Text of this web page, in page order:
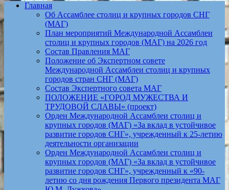
Главная
Об Ассамблее столиц и крупных городов СНГ
(МАГ)
План мероприятий Международной Ассамблеи
столиц и крупных городов (МАГ) на 2026 год
Состав Правления МАГ
Положение об Экспертном совете
Международной Ассамблеи столиц и крупных
городов стран СНГ (МАГ)
Состав Экспертного совета МАГ
ПОЛОЖЕНИЕ «ГОРОД МУЖЕСТВА И
ТРУДОВОЙ СЛАВЫ» (проект)
Орден Международной Ассамблеи столиц и
крупных городов (МАГ) «За вклад в устойчивое
развитие городов СНГ», учрежденный к 25-летию
деятельности организации
Орден Международной Ассамблеи столиц и
крупных городов (МАГ) «За вклад в устойчивое
развитие городов СНГ», учрежденный к «90-
летию со дня рождения Первого президента МАГ